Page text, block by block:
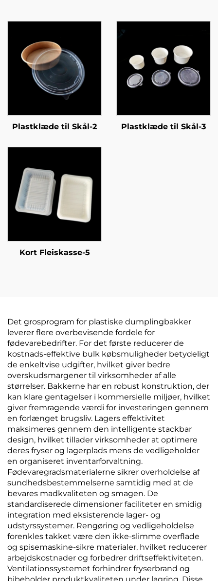
Plastklæde til Skål-2 Plastklæde til Skål-3
Kort Fleiskasse-5
Det grosprogram for plastiske dumplingbakker
leverer flere overbevisende fordele for
fødevarebedrifter. For det første reducerer de
kostnads-effektive bulk købsmuligheder betydeligt
de enkeltvise udgifter, hvilket giver bedre
overskudsmargener til virksomheder af alle
størrelser. Bakkerne har en robust konstruktion, der
kan klare gentagelser i kommersielle miljøer, hvilket
giver fremragende værdi for investeringen gennem
en forlænget brugsliv. Lagers effektivitet
maksimeres gennem den intelligente stackbar
design, hvilket tillader virksomheder at optimere
deres fryser og lagerplads mens de vedligeholder
en organiseret inventarforvaltning.
Fødevaregradsmaterialerne sikrer overholdelse af
sundhedsbestemmelserne samtidig med at de
bevares madkvaliteten og smagen. De
standardiserede dimensioner faciliteter en smidig
integration med eksisterende lager- og
udstyrssystemer. Rengøring og vedligeholdelse
forenkles takket være den ikke-slimme overflade
og spisemaskine-sikre materialer, hvilket reducerer
arbejdskostnader og forbedrer driftseffektiviteten.
Ventilationssystemet forhindrer fryserbrand og